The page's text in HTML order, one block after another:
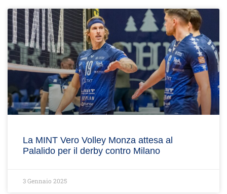
La MINT Vero Volley Monza attesa al
Palalido per il derby contro Milano
3 Gennaio 2025